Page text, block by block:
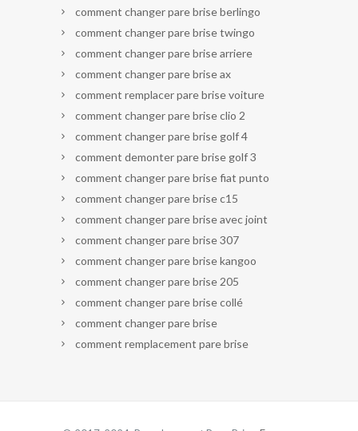
comment changer pare brise berlingo
comment changer pare brise twingo
comment changer pare brise arriere
comment changer pare brise ax
comment remplacer pare brise voiture
comment changer pare brise clio 2
comment changer pare brise golf 4
comment demonter pare brise golf 3
comment changer pare brise fiat punto
comment changer pare brise c15
comment changer pare brise avec joint
comment changer pare brise 307
comment changer pare brise kangoo
comment changer pare brise 205
comment changer pare brise collé
comment changer pare brise
comment remplacement pare brise